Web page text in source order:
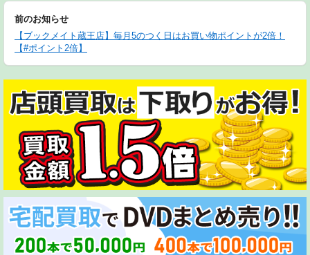
前のお知らせ
【ブックメイト蔵王店】毎月5のつく日はお買い物ポイントが2倍！
【#ポイント2倍】